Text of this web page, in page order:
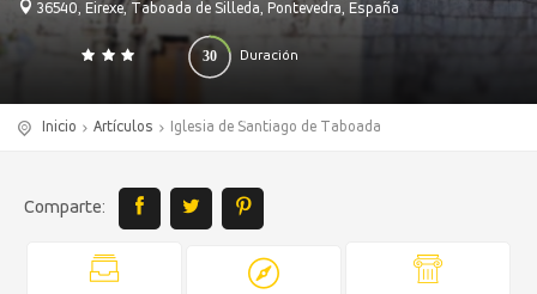
36540, Eirexe, Taboada de Silleda, Pontevedra, España
Duración
30
0 140
Inicio Artículos Iglesia de Santiago de Taboada
Comparte: